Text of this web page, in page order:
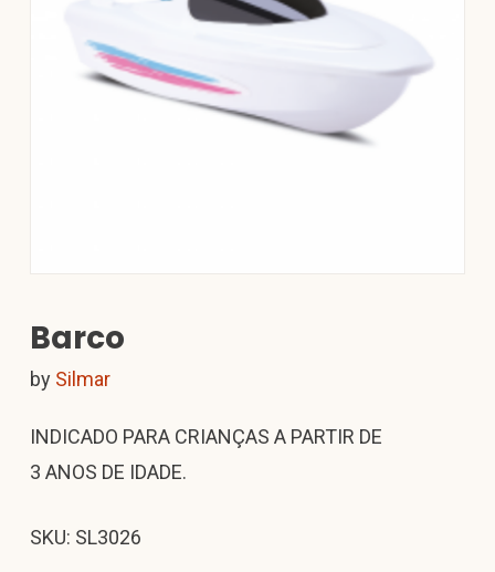
Barco
by Silmar
INDICADO PARA CRIANÇAS A PARTIR DE
3 ANOS DE IDADE.
SKU: SL3026